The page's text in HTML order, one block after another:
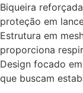
Biqueira
proteção em
Estrutura em
proporciona
Design focado
que buscam